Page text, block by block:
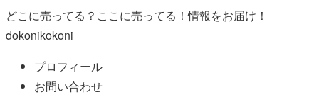
どこに売ってる？ここに売ってる！情報をお届け！
dokonikokoni
プロフィール
お問い合わせ